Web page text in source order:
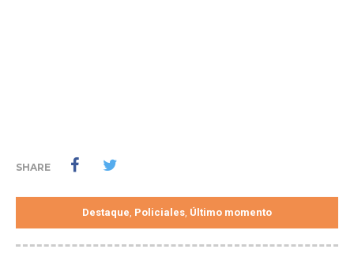
SHARE
Destaque, Policiales, Último momento